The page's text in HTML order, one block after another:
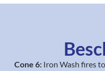
Cone 6:Iron Wash fires